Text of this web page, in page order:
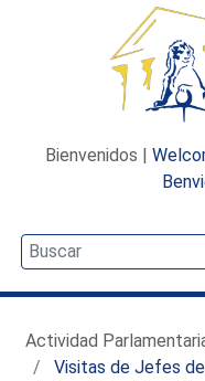
Bienvenidos |
Actividad
Visitas de Jefes